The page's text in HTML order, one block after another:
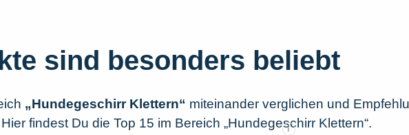
sind besonders beliebt
„Hundegeschirr Klettern“ miteinander verglichen und
findest Du die Top 15 im Bereich „Hundegeschirr Klettern“.
i